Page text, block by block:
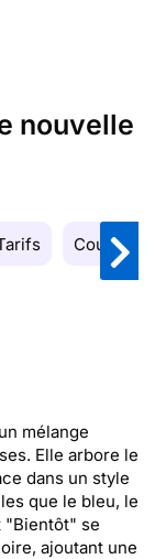
nouvelle
Couleurs
mélange
Elle arbore le
dans un style
que le bleu, le
"Bientôt" se
ajoutant une